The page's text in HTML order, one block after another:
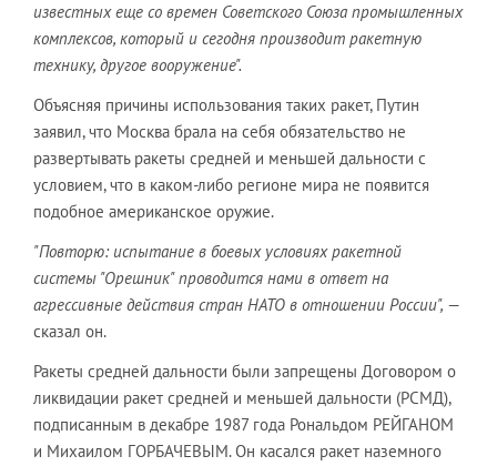
известных еще со времен Советского Союза промышленных
комплексов, который и сегодня производит ракетную
технику, другое вооружение".
Объясняя причины использования таких ракет, Путин
заявил, что Москва брала на себя обязательство не
развертывать ракеты средней и меньшей дальности с
условием, что в каком-либо регионе мира не появится
подобное американское оружие.
"Повторю: испытание в боевых условиях ракетной
системы "Орешник" проводится нами в ответ на
агрессивные действия стран НАТО в отношении России", —
сказал он.
Ракеты средней дальности были запрещены Договором о
ликвидации ракет средней и меньшей дальности (РСМД),
подписанным в декабре 1987 года Рональдом РЕЙГАНОМ
и Михаилом ГОРБАЧЕВЫМ. Он касался ракет наземного